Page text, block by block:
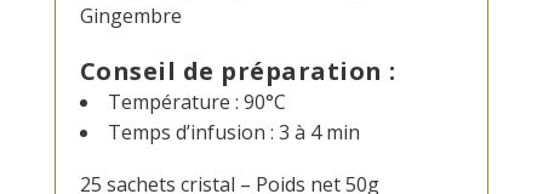
Gingembre
Conseil de préparation :
Température : 90°C
Temps d’infusion : 3 à 4 min
25 sachets cristal – Poids net 50g